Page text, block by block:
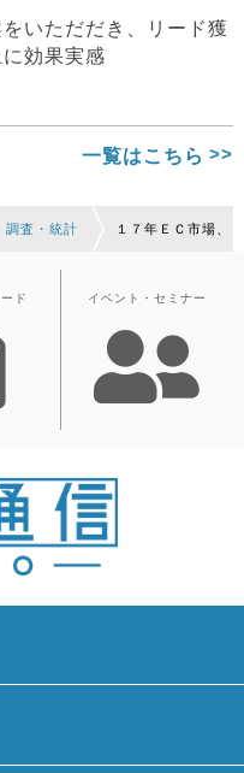
いただだき、リード獲
効果実感
一覧はこちら
調査・統計 １７年ＥＣ市場、
ド イベント・セミナー